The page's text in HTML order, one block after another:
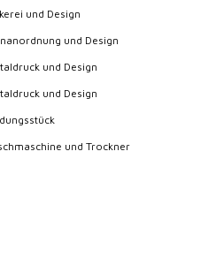
und Design
und Design
und Design
und Design
und Trockner